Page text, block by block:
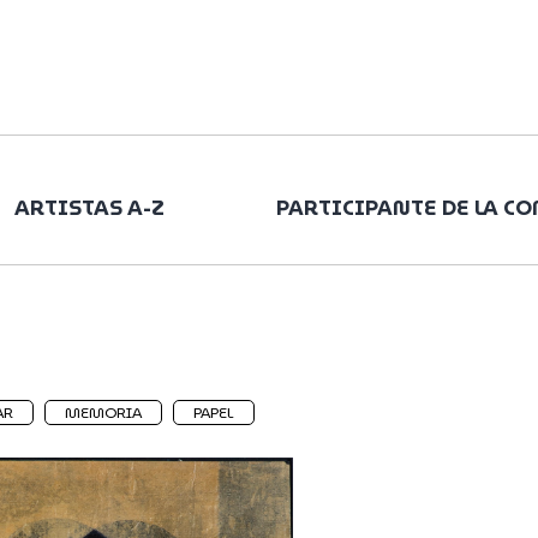
ARTISTAS A-Z PARTICIPANTE DE LA
MEMORIA PAPEL